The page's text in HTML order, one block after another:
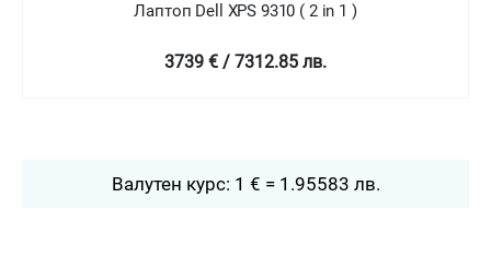
Лаптоп Dell XPS 9310 ( 2 in 1 )
4758.99 € / 9307.78 лв.
Валутен курс: 1 € = 1.95583 лв.